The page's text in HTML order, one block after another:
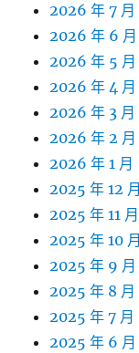
2026 年 7 月
2026 年 6 月
2026 年 5 月
2026 年 4 月
2026 年 3 月
2026 年 2 月
2026 年 1 月
2025 年 12 月
2025 年 11 月
2025 年 10 月
2025 年 9 月
2025 年 8 月
2025 年 7 月
2025 年 6 月